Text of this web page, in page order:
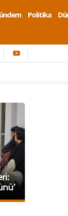
Politika